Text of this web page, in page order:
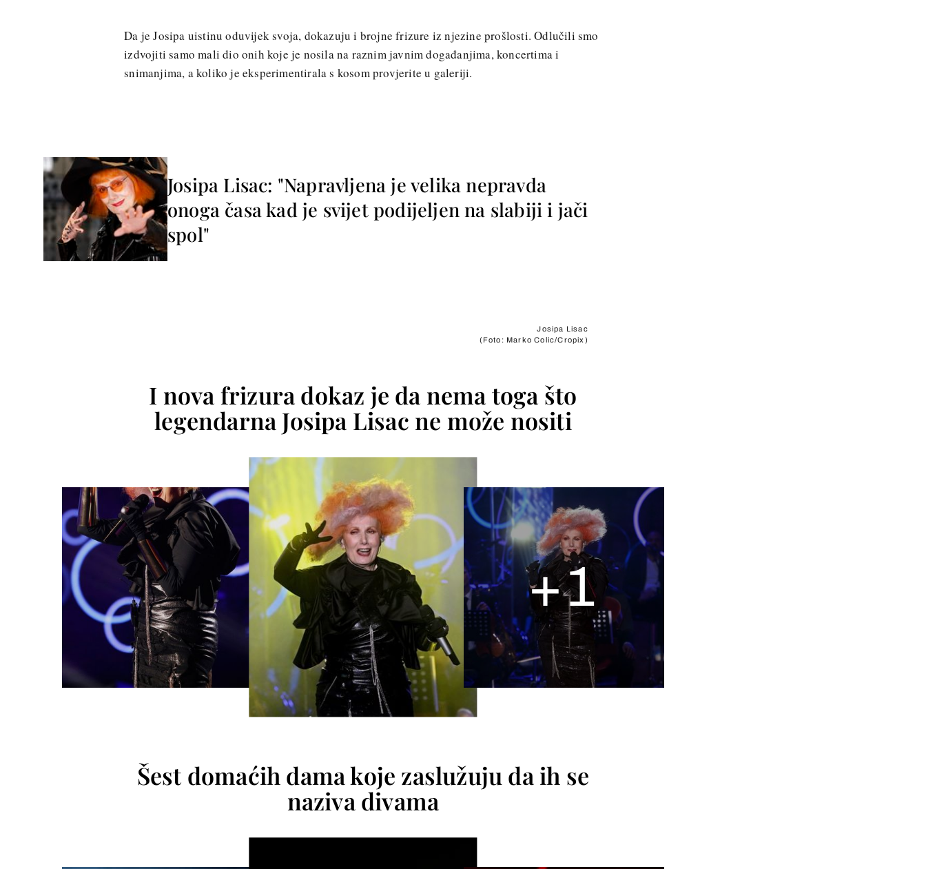
Da je Josipa uistinu oduvijek svoja, dokazuju i brojne frizure iz njezine prošlosti. Odlučili smo
izdvojiti samo mali dio onih koje je nosila na raznim javnim događanjima, koncertima i
snimanjima, a koliko je eksperimentirala s kosom provjerite u galeriji.
Josipa Lisac: "Napravljena je velika nepravda
onoga časa kad je svijet podijeljen na slabiji i jači
spol"
Josipa Lisac
(Foto: Marko Colic/Cropix)
I nova frizura dokaz je da nema toga što
legendarna Josipa Lisac ne može nositi
+1
Šest domaćih dama koje zaslužuju da ih se
naziva divama